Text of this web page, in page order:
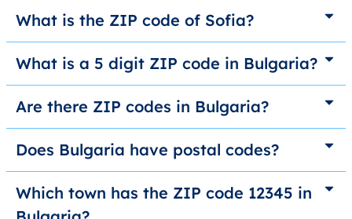
What is the ZIP code of Sofia?
What is a 5 digit ZIP code in Bulgaria?
Are there ZIP codes in Bulgaria?
Does Bulgaria have postal codes?
Which town has the ZIP code 12345 in